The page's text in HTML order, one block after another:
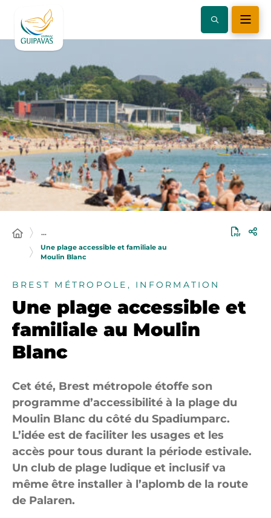
…
Une plage accessible et familiale au
Moulin Blanc
BREST MÉTROPOLE, INFORMATION
Une plage accessible et
familiale au Moulin
Blanc
Cet été, Brest métropole étoffe son
programme d’accessibilité à la plage du
Moulin Blanc du côté du Spadiumparc.
L’idée est de faciliter les usages et les
accès pour tous durant la période estivale.
Un club de plage ludique et inclusif va
même être installer à l’aplomb de la route
de Palaren.